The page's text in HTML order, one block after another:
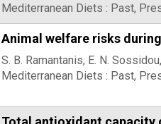
Mediterranean Diets : Past,
Animal welfare risks
S. B. Ramantanis, E. N.
Mediterranean Diets : Past,